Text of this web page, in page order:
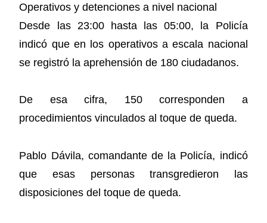
Operativos y detenciones a nivel nacional
Desde las 23:00 hasta las 05:00, la Policía
indicó que en los operativos a escala nacional
se registró la aprehensión de 180 ciudadanos.
De esa cifra, 150 corresponden a
procedimientos vinculados al toque de queda.
Pablo Dávila, comandante de la Policía, indicó
que esas personas transgredieron las
disposiciones del toque de queda.